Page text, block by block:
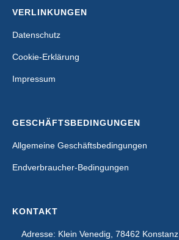
VERLINKUNGEN
Datenschutz
Cookie-Erklärung
Impressum
GESCHÄFTSBEDINGUNGEN
Allgemeine Geschäftsbedingungen
Endverbraucher-Bedingungen
KONTAKT
Adresse: Klein Venedig, 78462 Konstanz